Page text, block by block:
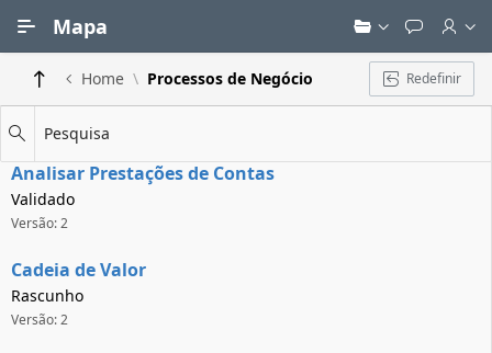
Mapa
Home Processos de Negócio Redefinir
Pesquisa
Analisar Prestações de Contas
Validado
Versão: 2
Cadeia de Valor
Rascunho
Versão: 2